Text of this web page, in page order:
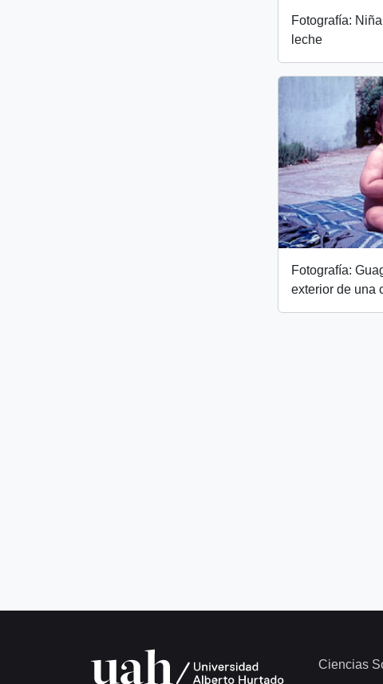
Fotografía:
leche
Fotografía:
exterior de una
Ciencias